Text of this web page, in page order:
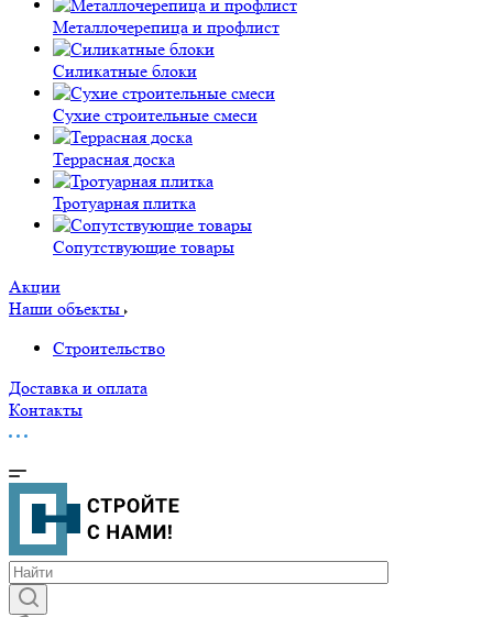
Металлочерепица и профлист
Силикатные блоки
Сухие строительные смеси
Террасная доска
Тротуарная плитка
Сопутствующие товары
Акции
Наши объекты
Строительство
Доставка и оплата
Контакты